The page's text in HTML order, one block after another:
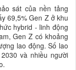
sát của nền tảng
69,5% Gen Z ở khu
hybrid - linh động
Gen Z có khoảng
lao động. Số lao
và nhiều người